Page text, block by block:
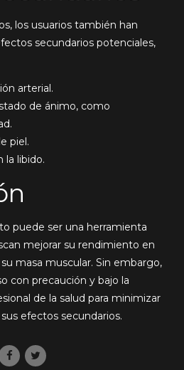
los usuarios también han
secundarios potenciales,
arterial.
de ánimo, como
piel.
la libido.
puede ser una herramienta
mejorar su rendimiento en
masa muscular. Sin embargo,
con precaución y bajo la
de la salud para minimizar
efectos secundarios.